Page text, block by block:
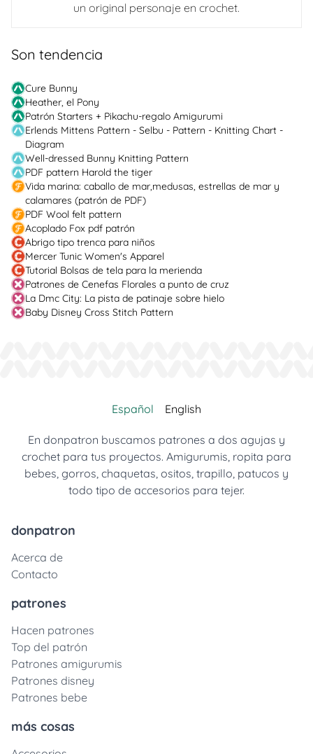
un original personaje en crochet.
Son tendencia
Cure Bunny
Heather, el Pony
Patrón Starters + Pikachu-regalo Amigurumi
Erlends Mittens Pattern - Selbu - Pattern - Knitting Chart -
Diagram
Well-dressed Bunny Knitting Pattern
PDF pattern Harold the tiger
Vida marina: caballo de mar,medusas, estrellas de mar y
calamares (patrón de PDF)
PDF Wool felt pattern
Acoplado Fox pdf patrón
Abrigo tipo trenca para niños
Mercer Tunic Women's Apparel
Tutorial Bolsas de tela para la merienda
Patrones de Cenefas Florales a punto de cruz
La Dmc City: La pista de patinaje sobre hielo
Baby Disney Cross Stitch Pattern
Español English
En donpatron buscamos patrones a dos agujas y
crochet para tus proyectos. Amigurumis, ropita para
bebes, gorros, chaquetas, ositos, trapillo, patucos y
todo tipo de accesorios para tejer.
donpatron
Acerca de
Contacto
patrones
Hacen patrones
Top del patrón
Patrones amigurumis
Patrones disney
Patrones bebe
más cosas